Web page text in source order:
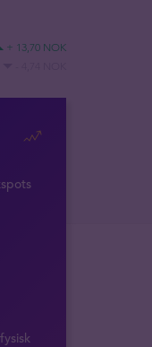
+ 13,70 NOK